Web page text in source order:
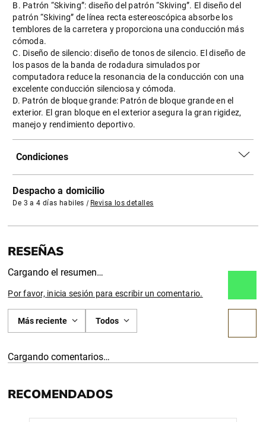
B. Patrón “Skiving”: diseño del patrón “Skiving”. El diseño del
patrón “Skiving” de línea recta estereoscópica absorbe los
temblores de la carretera y proporciona una conducción más
cómoda.
C. Diseño de silencio: diseño de tonos de silencio. El diseño de
los pasos de la banda de rodadura simulados por
computadora reduce la resonancia de la conducción con una
excelente conducción silenciosa y cómoda.
D. Patrón de bloque grande: Patrón de bloque grande en el
exterior. El gran bloque en el exterior asegura la gran rigidez,
manejo y rendimiento deportivo.
Condiciones
Despacho a domicilio
De 3 a 4 días habiles | Revisa los detalles
Cargando el resumen…
Por favor, inicia sesión para escribir un comentario.
Más reciente Todos
Cargando comentarios…
RECOMENDADOS